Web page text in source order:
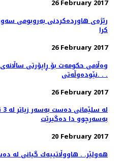
26 February 2017
رێژه‌ی هاورده‌كردنی به‌روبومی
كرا
26 February 2017
وەڵامی حکومەت بۆ ڕاپۆرتی
نێودەوڵەتى. . .
26 February 2017
به‌سه‌رچوو دا ده‌گیرێت
20 February 2017
هەولێر. . هاووڵاتییەك گیانی لە